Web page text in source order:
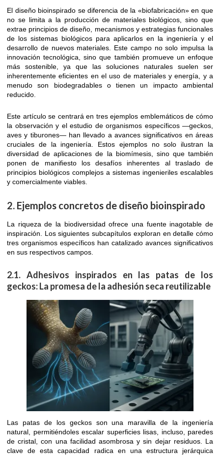
El diseño bioinspirado se diferencia de la «biofabricación» en que
no se limita a la producción de materiales biológicos, sino que
extrae principios de diseño, mecanismos y estrategias funcionales
de los sistemas biológicos para aplicarlos en la ingeniería y el
desarrollo de nuevos materiales. Este campo no solo impulsa la
innovación tecnológica, sino que también promueve un enfoque
más sostenible, ya que las soluciones naturales suelen ser
inherentemente eficientes en el uso de materiales y energía, y a
menudo son biodegradables o tienen un impacto ambiental
reducido.
Este artículo se centrará en tres ejemplos emblemáticos de cómo
la observación y el estudio de organismos específicos —geckos,
aves y tiburones— han llevado a avances significativos en áreas
cruciales de la ingeniería. Estos ejemplos no solo ilustran la
diversidad de aplicaciones de la biomímesis, sino que también
ponen de manifiesto los desafíos inherentes al traslado de
principios biológicos complejos a sistemas ingenieriles escalables
y comercialmente viables.
2. Ejemplos concretos de diseño bioinspirado
La riqueza de la biodiversidad ofrece una fuente inagotable de
inspiración. Los siguientes subcapítulos exploran en detalle cómo
tres organismos específicos han catalizado avances significativos
en sus respectivos campos.
2.1. Adhesivos inspirados en las patas de los
geckos: La promesa de la adhesión seca reutilizable
Las patas de los geckos son una maravilla de la ingeniería
natural, permitiéndoles escalar superficies lisas, incluso, paredes
de cristal, con una facilidad asombrosa y sin dejar residuos. La
clave de esta capacidad radica en una estructura jerárquica